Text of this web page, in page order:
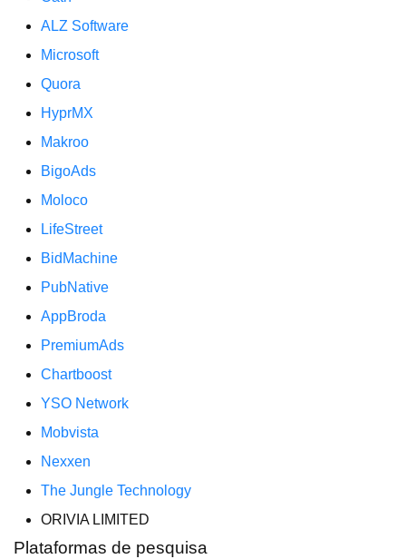
ALZ Software
Microsoft
Quora
HyprMX
Makroo
BigoAds
Moloco
LifeStreet
BidMachine
PubNative
AppBroda
PremiumAds
Chartboost
YSO Network
Mobvista
Nexxen
The Jungle Technology
ORIVIA LIMITED
Plataformas de pesquisa